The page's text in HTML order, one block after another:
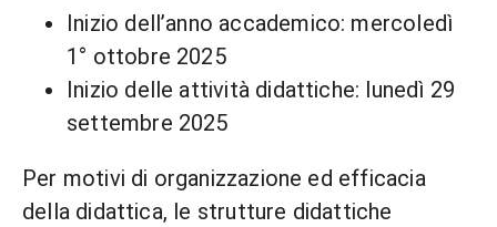
Inizio dell’anno accademico: mercoledì
1° ottobre 2025
Inizio delle attività didattiche: lunedì 29
settembre 2025
Per motivi di organizzazione ed efficacia
della didattica, le strutture didattiche